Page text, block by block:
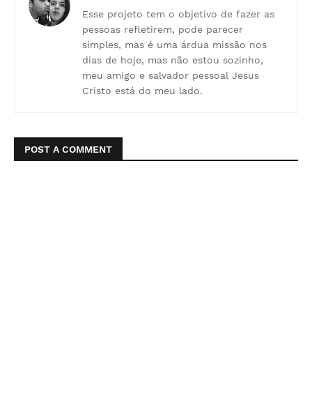
Esse projeto tem o objetivo de fazer as
pessoas refletirem, pode parecer
simples, mas é uma árdua missão nos
dias de hoje, mas não estou sozinho,
meu amigo e salvador pessoal Jesus
Cristo está do meu lado.
POST A COMMENT